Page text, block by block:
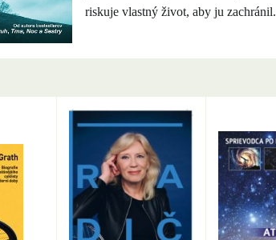
riskuje vlastný život, aby ju zachránil.